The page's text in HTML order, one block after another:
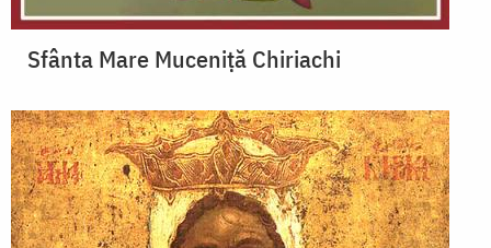
Sfânta Mare Muceniță Chiriachi